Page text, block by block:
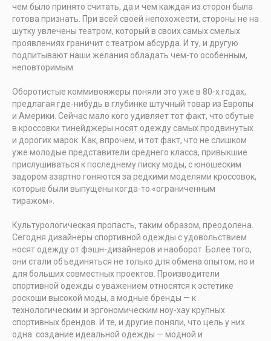
чем было принято считать, да и чем каждая из сторон была
готова признать. При всей своей непохожести, стороны не на
шутку увлечены театром, который в своих самых смелых
проявлениях граничит с театром абсурда. И ту, и другую
подпитывают наши желания обладать чем-то особенным,
неповторимым.
Оборотистые коммивояжеры поняли это уже в 80-х годах,
предлагая где-нибудь в глубинке штучный товар из Европы
и Америки. Сейчас мало кого удивляет тот факт, что обутые
в кроссовки тинейджеры носят одежду самых продвинутых
и дорогих марок. Как, впрочем, и тот факт, что не слишком
уже молодые представители среднего класса, привыкшие
прислушиваться к последнему писку моды, с юношеским
задором азартно гоняются за редкими моделями кроссовок,
которые были выпущены когда-то «ограниченным
тиражом».
Культурологическая пропасть, таким образом, преодолена.
Сегодня дизайнеры спортивной одежды с удовольствием
носят одежду от фэшн-дизайнеров и наоборот. Более того,
они стали объединяться не только для обмена опытом, но и
для больших совместных проектов. Производители
спортивной одежды с уважением относятся к эстетике
роскоши высокой моды, а модные бренды — к
технологическим и эргономическим ноу-хау крупных
спортивных брендов. И те, и другие поняли, что цель у них
одна: создание идеальной одежды — модной и